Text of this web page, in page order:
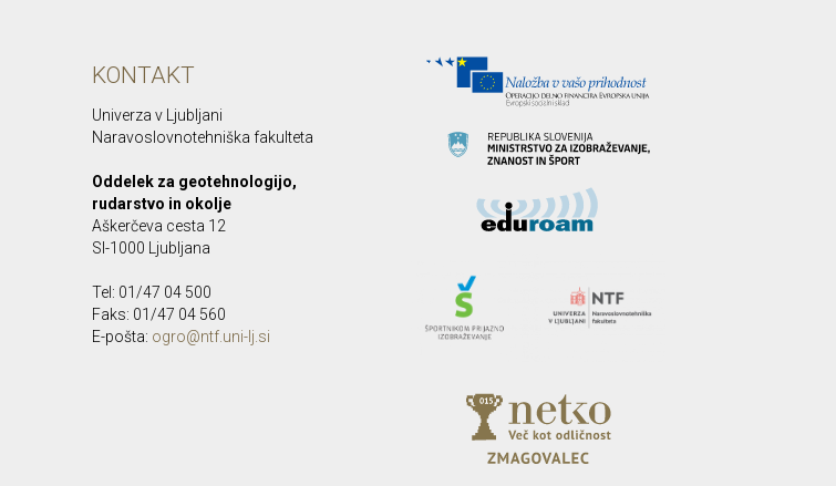
KONTAKT
Univerza v Ljubljani
Naravoslovnotehniška fakulteta
Oddelek za geotehnologijo,
rudarstvo in okolje
Aškerčeva cesta 12
SI-1000 Ljubljana
Tel: 01/47 04 500
Faks: 01/47 04 560
E-pošta: ogro@ntf.uni-lj.si